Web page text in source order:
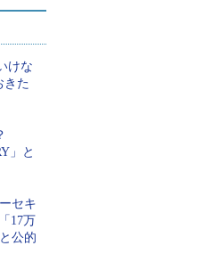
けな
た
」と
セキ
17万
公的